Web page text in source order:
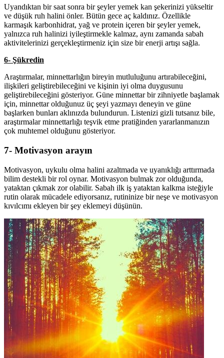
Uyandıktan bir saat sonra bir şeyler yemek kan şekerinizi yükseltir
ve düşük ruh halini önler. Bütün gece aç kaldınız. Özellikle
karmaşık karbonhidrat, yağ ve protein içeren bir şeyler yemek,
yalnızca ruh halinizi iyileştirmekle kalmaz, aynı zamanda sabah
aktivitelerinizi gerçekleştirmeniz için size bir enerji artışı sağla.
6- Şükredin
Araştırmalar, minnettarlığın bireyin mutluluğunu artırabileceğini,
ilişkileri geliştirebileceğini ve kişinin iyi olma duygusunu
geliştirebileceğini gösteriyor. Güne minnettar bir zihniyetle başlamak
için, minnettar olduğunuz üç şeyi yazmayı deneyin ve güne
başlarken bunları aklınızda bulundurun. Listenizi gizli tutsanız bile,
araştırmalar minnettarlığı teşvik etme pratiğinden yararlanmanızın
çok muhtemel olduğunu gösteriyor.
7- Motivasyon arayın
Motivasyon, uykulu olma halini azaltmada ve uyanıklığı arttırmada
bilim destekli bir rol oynar. Motivasyon bulmak zor olduğunda,
yataktan çıkmak zor olabilir. Sabah ilk iş yataktan kalkma isteğiyle
rutin olarak mücadele ediyorsanız, rutininize bir neşe ve motivasyon
kıvılcımı ekleyen bir şey eklemeyi düşünün.